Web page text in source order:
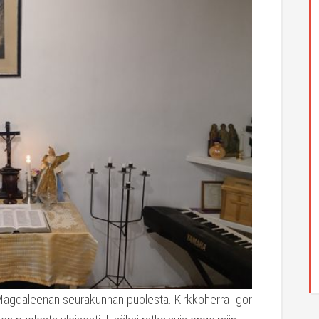
seurakunnan puolesta. Kirkkoherra Igor